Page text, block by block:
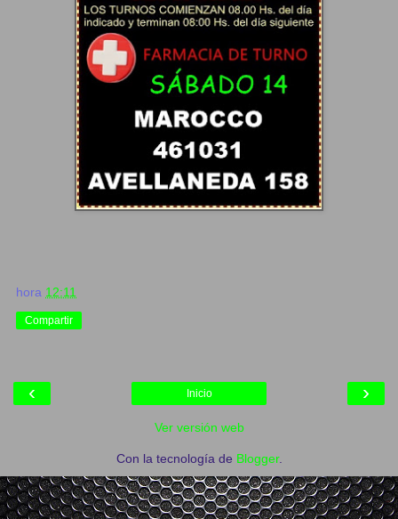
hora 12:11
Compartir
‹ ›
Inicio
Ver versión web
Con la tecnología de Blogger.